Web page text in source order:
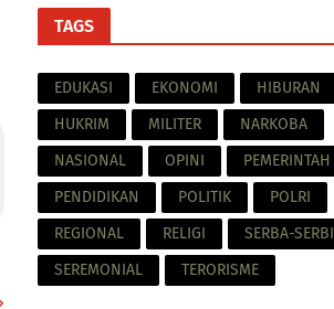
TAGS
EDUKASI EKONOMI
HIBURAN
HUKRIM
MILITER
NARKOBA
NASIONAL
OPINI
PEMERINTAH
PENDIDIKAN
POLITIK
POLRI
REGIONAL
RELIGI
SERBA-SERBI
SEREMONIAL
TERORISME